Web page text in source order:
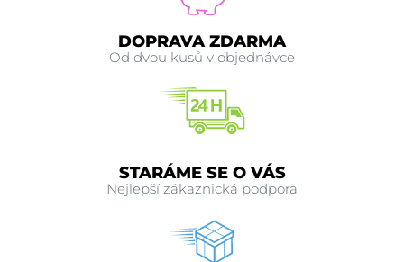
DOPRAVA ZDARMA
Od dvou kusů v objednávce
STARÁME SE O VÁS
Nejlepší zákaznická podpora